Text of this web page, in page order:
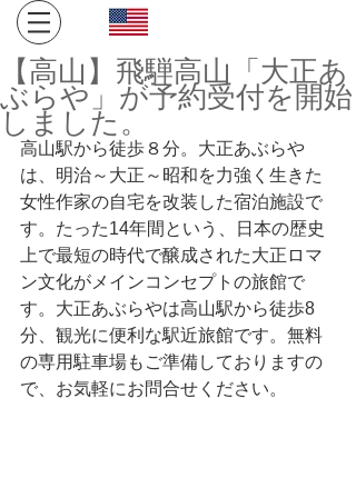
​金沢・飛騨高山への旅。１日１組限定、完全プライベート
空間でお寛ぎください。
【高山】飛騨高山「大正あ
ぶらや」が予約受付を開始
しました。
高山駅から徒歩８分。大正あぶらや
は、明治～大正～昭和を力強く生きた
女性作家の自宅を改装した宿泊施設で
す。​たった14年間という、日本の歴史
上で最短の時代で醸成された大正ロマ
ン文化がメインコンセプトの旅館で
す。大正あぶらやは高山駅から徒歩8
分、観光に便利な駅近旅館です。無料
の専用駐車場もご準備しておりますの
で、お気軽にお問合せください。